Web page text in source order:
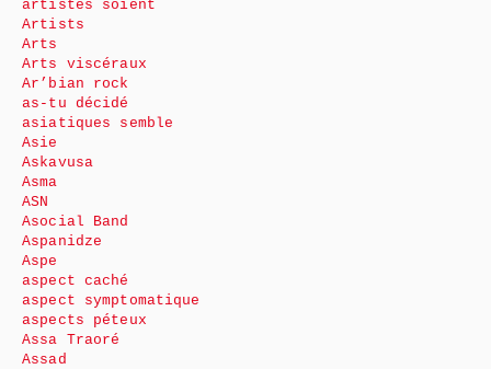
artistes soient
Artists
Arts
Arts viscéraux
Ar’bian rock
as-tu décidé
asiatiques semble
Asie
Askavusa
Asma
ASN
Asocial Band
Aspanidze
Aspe
aspect caché
aspect symptomatique
aspects péteux
Assa Traoré
Assad